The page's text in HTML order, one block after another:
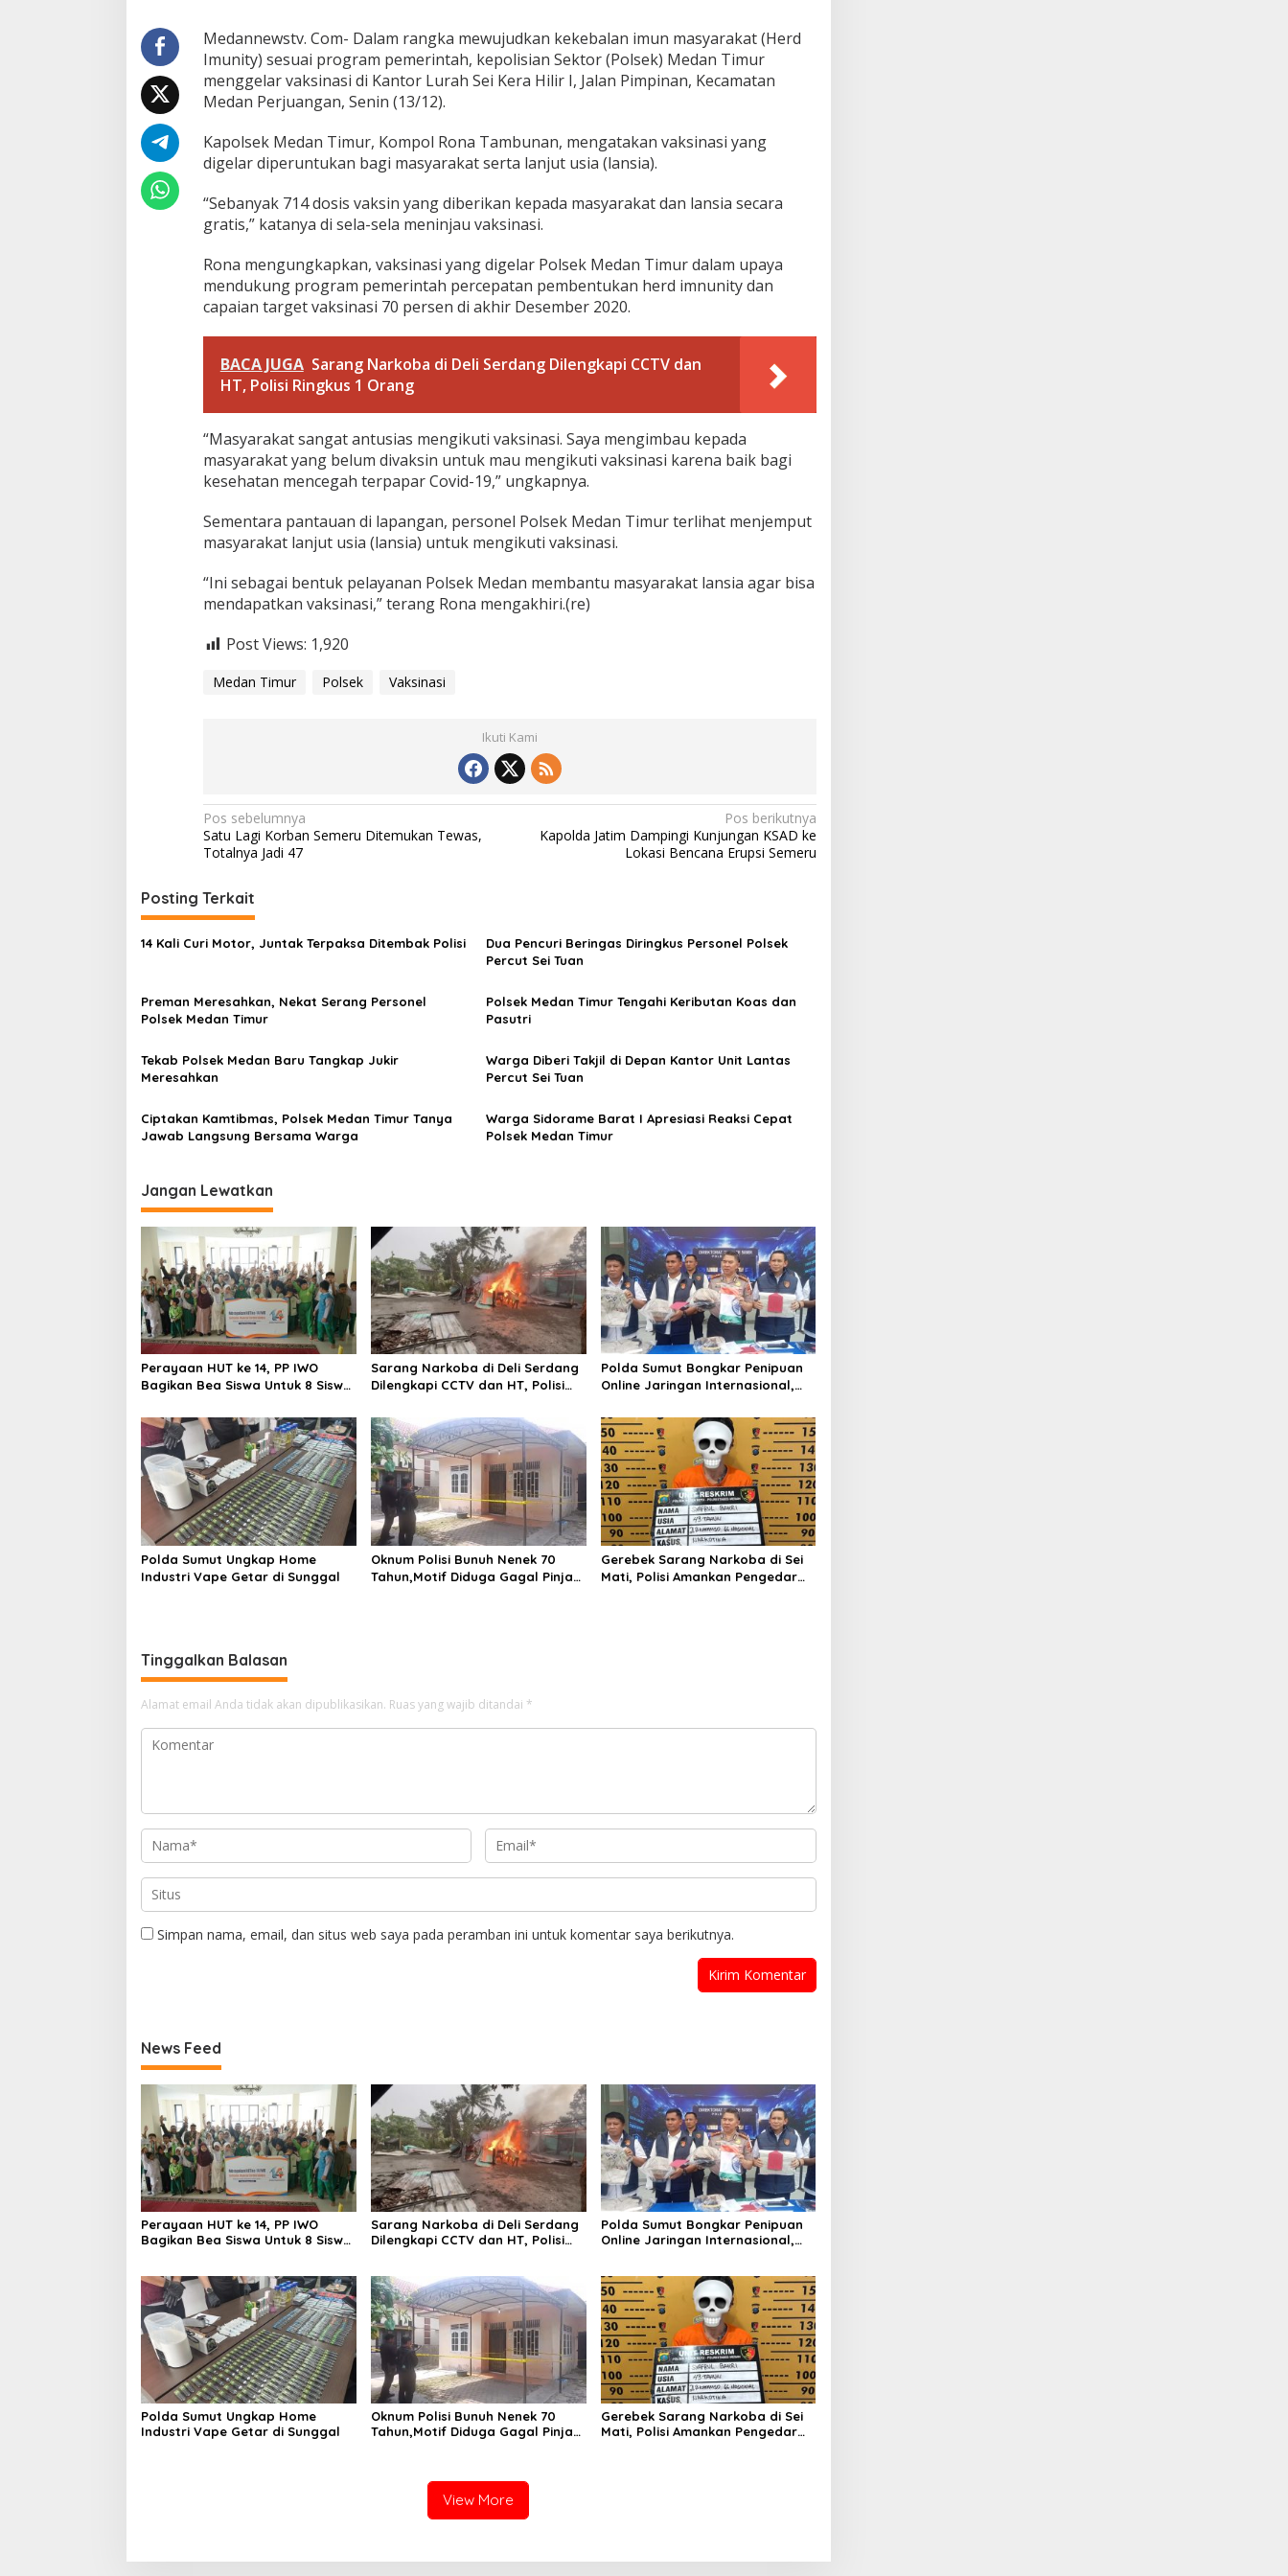
D
u
k
u
n
P
r
o
r
a
P
e
m
e
n
t
h
Medannewstv. Com- Dalam rangka mewujudkan kekebalan imun masyarakat (Herd
Imunity) sesuai program pemerintah, kepolisian Sektor (Polsek) Medan Timur
menggelar vaksinasi di Kantor Lurah Sei Kera Hilir I, Jalan Pimpinan, Kecamatan
Medan Perjuangan, Senin (13/12).
Kapolsek Medan Timur, Kompol Rona Tambunan, mengatakan vaksinasi yang
digelar diperuntukan bagi masyarakat serta lanjut usia (lansia).
“Sebanyak 714 dosis vaksin yang diberikan kepada masyarakat dan lansia secara
gratis,” katanya di sela-sela meninjau vaksinasi.
Rona mengungkapkan, vaksinasi yang digelar Polsek Medan Timur dalam upaya
mendukung program pemerintah percepatan pembentukan herd imnunity dan
capaian target vaksinasi 70 persen di akhir Desember 2020.
BACA JUGA Sarang Narkoba di Deli Serdang Dilengkapi CCTV dan
HT, Polisi Ringkus 1 Orang
“Masyarakat sangat antusias mengikuti vaksinasi. Saya mengimbau kepada
masyarakat yang belum divaksin untuk mau mengikuti vaksinasi karena baik bagi
kesehatan mencegah terpapar Covid-19,” ungkapnya.
Sementara pantauan di lapangan, personel Polsek Medan Timur terlihat menjemput
masyarakat lanjut usia (lansia) untuk mengikuti vaksinasi.
“Ini sebagai bentuk pelayanan Polsek Medan membantu masyarakat lansia agar bisa
mendapatkan vaksinasi,” terang Rona mengakhiri.(re)
Post Views: 1,920
Medan Timur Polsek Vaksinasi
Ikuti Kami
N
a
i
g
a
i
o
s
Pos sebelumnya
Satu Lagi Korban Semeru Ditemukan Tewas,
Totalnya Jadi 47
Pos berikutnya
Kapolda Jatim Dampingi Kunjungan KSAD ke
Lokasi Bencana Erupsi Semeru
Posting Terkait
14 Kali Curi Motor, Juntak Terpaksa Ditembak Polisi
Dua Pencuri Beringas Diringkus Personel Polsek
Percut Sei Tuan
Preman Meresahkan, Nekat Serang Personel
Polsek Medan Timur
Polsek Medan Timur Tengahi Keributan Koas dan
Pasutri
Tekab Polsek Medan Baru Tangkap Jukir
Meresahkan
Warga Diberi Takjil di Depan Kantor Unit Lantas
Percut Sei Tuan
Ciptakan Kamtibmas, Polsek Medan Timur Tanya
Jawab Langsung Bersama Warga
Warga Sidorame Barat I Apresiasi Reaksi Cepat
Polsek Medan Timur
Jangan Lewatkan
Perayaan HUT ke 14, PP IWO
Bagikan Bea Siswa Untuk 8 Siswa
Sarang Narkoba di Deli Serdang
Dilengkapi CCTV dan HT, Polisi
Polda Sumut Bongkar Penipuan
Online Jaringan Internasional,
Polda Sumut Ungkap Home
Industri Vape Getar di Sunggal
Oknum Polisi Bunuh Nenek 70
Tahun,Motif Diduga Gagal Pinjam
Gerebek Sarang Narkoba di Sei
Mati, Polisi Amankan Pengedar
Tinggalkan Balasan
Alamat email Anda tidak akan dipublikasikan. Ruas yang wajib ditandai *
Simpan nama, email, dan situs web saya pada peramban ini untuk komentar saya berikutnya.
News Feed
Perayaan HUT ke 14, PP IWO
Bagikan Bea Siswa Untuk 8 Siswa
Sarang Narkoba di Deli Serdang
Dilengkapi CCTV dan HT, Polisi
Polda Sumut Bongkar Penipuan
Online Jaringan Internasional,
Polda Sumut Ungkap Home
Industri Vape Getar di Sunggal
Oknum Polisi Bunuh Nenek 70
Tahun,Motif Diduga Gagal Pinjam
Gerebek Sarang Narkoba di Sei
Mati, Polisi Amankan Pengedar
View More